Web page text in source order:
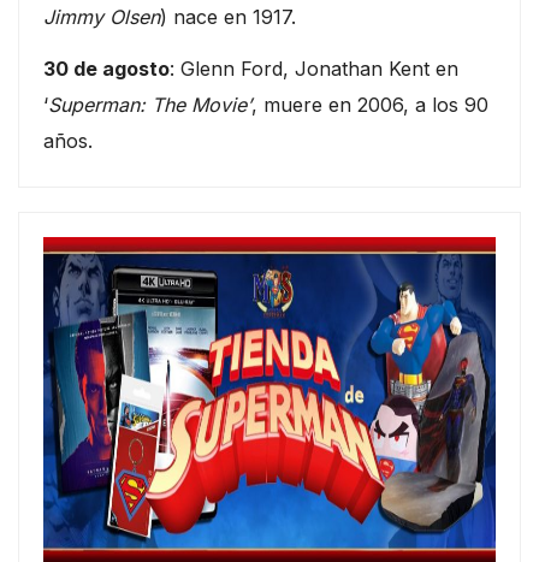
Jimmy Olsen) nace en 1917.
30 de agosto: Glenn Ford, Jonathan Kent en
‘Superman: The Movie’, muere en 2006, a los 90
años.